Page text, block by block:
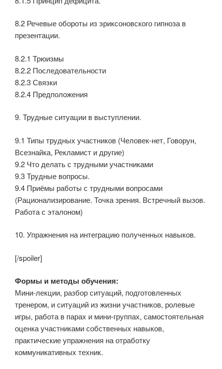
8.2 Речевые обороты из эриксоновского гипноза в
презентации.
8.2.1 Трюизмы
8.2.2 Последовательности
8.2.3 Связки
8.2.4 Предположения
9. Трудные ситуации в выступлении.
9.1 Типы трудных участников (Человек-нет, Говорун,
Всезнайка, Рекламист и другие)
9.2 Что делать с трудными участниками
9.3 Трудные вопросы.
9.4 Приёмы работы с трудными вопросами
(Рационализирование. Точка зрения. Встречный вызов.
Работа с эталоном)
10. Упражнения на интеграцию полученных навыков.
[/spoiler]
Формы и методы обучения:
Мини-лекции, разбор ситуаций, подготовленных
тренером, и ситуаций из жизни участников, ролевые
игры, работа в парах и мини-группах, самостоятельная
оценка участниками собственных навыков,
практические упражнения на отработку
коммуникативных техник.